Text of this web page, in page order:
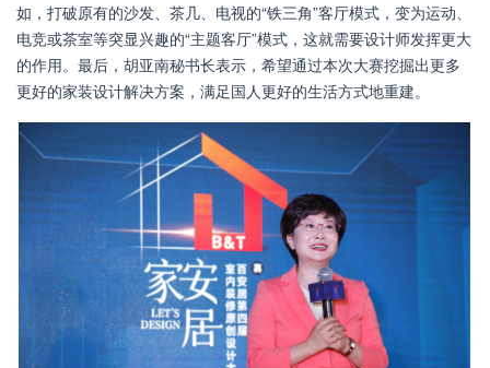
如，打破原有的沙发、茶几、电视的“铁三角”客厅模式，变为运动、
电竞或茶室等突显兴趣的“主题客厅”模式，这就需要设计师发挥更大
的作用。最后，胡亚南秘书长表示，希望通过本次大赛挖掘出更多
更好的家装设计解决方案，满足国人更好的生活方式地重建。